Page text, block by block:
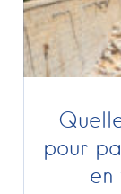
pour
en